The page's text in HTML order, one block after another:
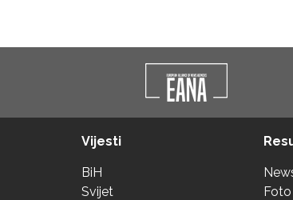
Vijesti
BiH
Svijet
Foto